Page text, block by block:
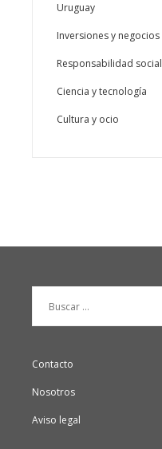
Uruguay
Inversiones y negocios
Responsabilidad social
Ciencia y tecnología
Cultura y ocio
Contacto
Nosotros
Aviso legal